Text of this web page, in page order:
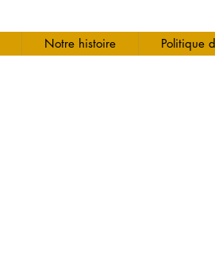
Notre histoire Politique